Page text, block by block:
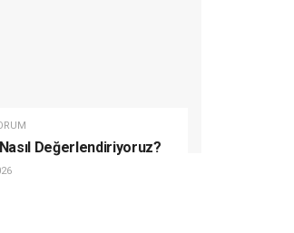
Değerlendiriyoruz?